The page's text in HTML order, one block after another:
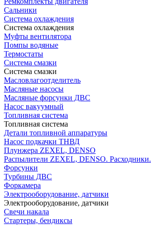
Сальники
Система охлаждения
Система охлаждения
Муфты вентилятора
Помпы водяные
Термостаты
Система смазки
Система смазки
Масловлагоотделитель
Масляные насосы
Масляные форсунки ДВС
Насос вакуумный
Топливная система
Топливная система
Детали топливной аппаратуры
Насос подкачки ТНВД
Плунжера ZEXEL, DENSO
Распылители ZEXEL, DENSO. Расходники.
Форсунки
Турбины ДВС
Форкамера
Электрооборудование, датчики
Электрооборудование, датчики
Свечи накала
Стартеры, бендиксы